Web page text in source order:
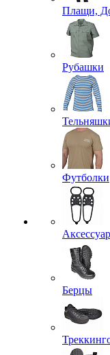
Плащи,
Рубашки
Футболки
Берцы